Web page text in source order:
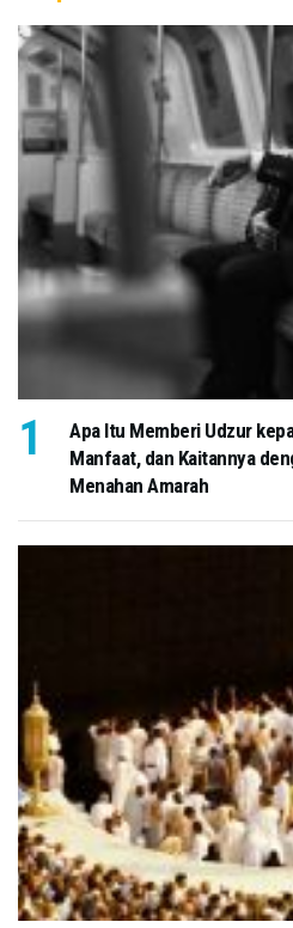
Apa Itu Memberi Udzur
Manfaat, dan Kaitannya
Menahan Amarah